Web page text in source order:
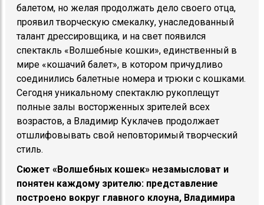
балетом, но желая продолжать дело своего отца,
проявил творческую смекалку, унаследованный
талант дрессировщика, и на свет появился
спектакль «Волшебные кошки», единственный в
мире «кошачий балет», в котором причудливо
соединились балетные номера и трюки с кошками.
Сегодня уникальному спектаклю рукоплещут
полные залы восторженных зрителей всех
возрастов, а Владимир Куклачев продолжает
отшлифовывать свой неповторимый творческий
стиль.
Сюжет «Волшебных кошек» незамысловат и
понятен каждому зрителю: представление
построено вокруг главного клоуна, Владимира